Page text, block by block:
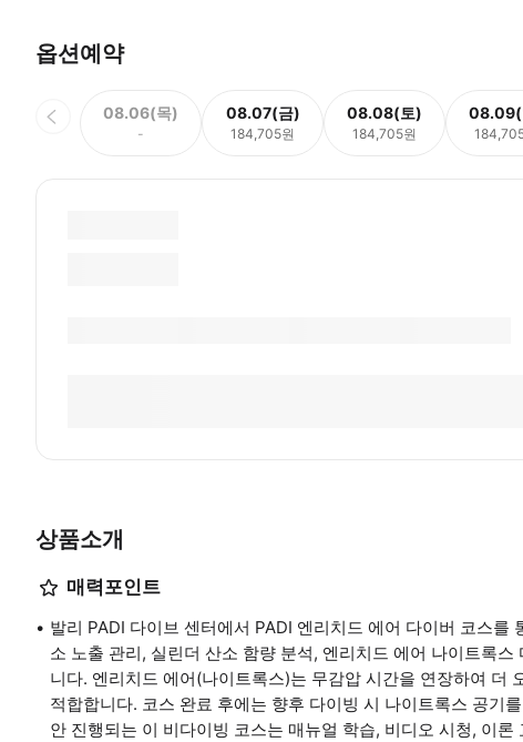
옵션예약
08.06(목)
-
08.07(금)
184,705원
08.08(토)
184,705원
08.09(
상품소개
매력포인트
발리 PADI 다이브 센터에서 PADI 엔리치드 에어 다이버 코스
소 노출 관리, 실린더 산소 함량 분석, 엔리치드 에어 나이트록
니다. 엔리치드 에어(나이트록스)는 무감압 시간을 연장하여 더
적합합니다. 코스 완료 후에는 향후 다이빙 시 나이트록스 공기
안 진행되는 이 비다이빙 코스는 매뉴얼 학습, 비디오 시청, 이